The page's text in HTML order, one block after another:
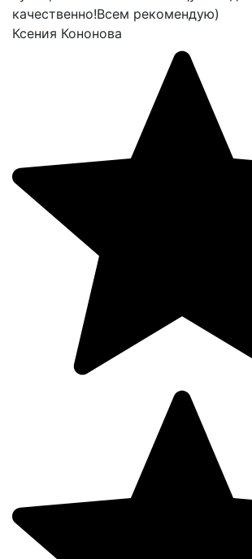
качественно!Всем рекомендую)
Ксения Кононова